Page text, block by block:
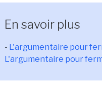
En savoir plus
- L'argumentaire pour
L'argumentaire pour